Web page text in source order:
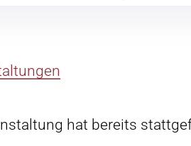
hat bereits